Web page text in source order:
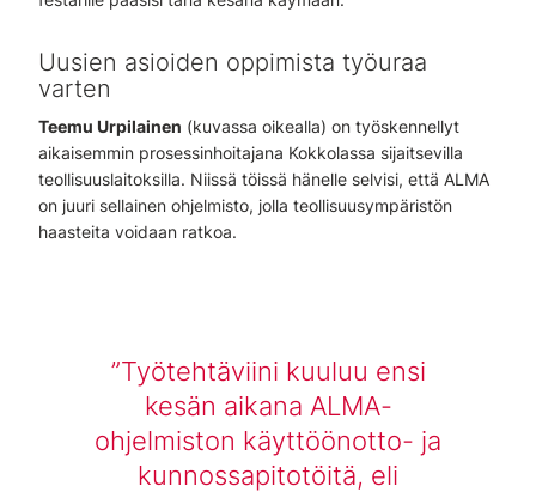
Uusien asioiden oppimista työuraa
varten
Teemu Urpilainen (kuvassa oikealla) on työskennellyt
aikaisemmin prosessinhoitajana Kokkolassa sijaitsevilla
teollisuuslaitoksilla. Niissä töissä hänelle selvisi, että ALMA
on juuri sellainen ohjelmisto, jolla teollisuusympäristön
haasteita voidaan ratkoa.
Työtehtäviini kuuluu ensi
kesän aikana ALMA-
ohjelmiston käyttöönotto- ja
kunnossapitotöitä, eli